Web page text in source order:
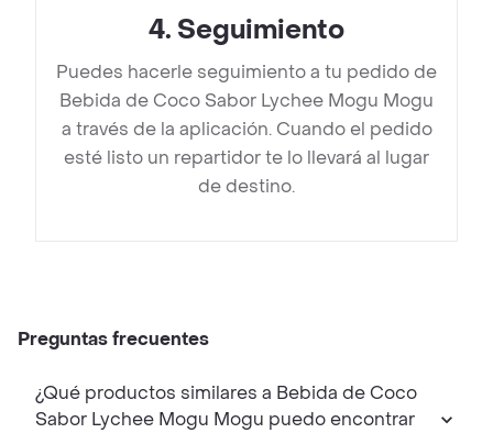
4. Seguimiento
Puedes hacerle seguimiento a tu pedido de
Bebida de Coco Sabor Lychee Mogu Mogu
a través de la aplicación. Cuando el pedido
esté listo un repartidor te lo llevará al lugar
de destino.
Preguntas frecuentes
¿Qué productos similares a Bebida de Coco
Sabor Lychee Mogu Mogu puedo encontrar